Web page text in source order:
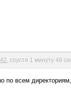
, спустя 1 минуту 48
по всем